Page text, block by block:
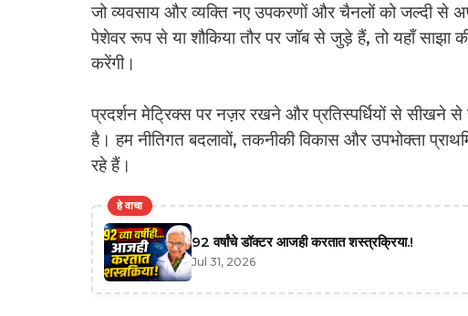
जो व्यवसाय और व्यक्ति नए उपकरणों और चैनलों को जल्दी से
पेशेवर रूप से या शौकिया तौर पर जॉब से जुड़े हैं, तो यहाँ साझा
करेंगी।
प्रदर्शन मेट्रिक्स पर नज़र रखने और प्रतिस्पर्धियों से सीखने
है। हम नीतिगत बदलावों, तकनीकी विकास और उपभोक्ता
रहे हैं।
हे वाचा
92 वर्षांचे डॉक्टर आजही करतात शस्त्रक्रिया.!
Jul 31, 2026